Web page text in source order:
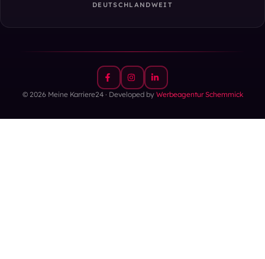
DEUTSCHLANDWEIT
© 2026 Meine Karriere24 · Developed by Werbeagentur Schemmick